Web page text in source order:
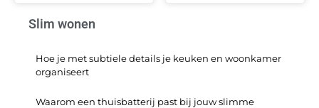
Slim wonen
Hoe je met subtiele details je keuken en woonkamer
organiseert
Waarom een thuisbatterij past bij jouw slimme